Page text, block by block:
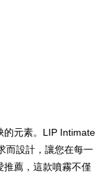
Produk akan
SMS pembayaran
tolak aplikasi
produk. Sila buat
tolak aplikasi
adalah 14 hari. Walau
Aplikasi AFTEE
pesanan
pesanan
的元素。LIP Intimate
而設計，讓您在每一
推薦，這款噴霧不僅